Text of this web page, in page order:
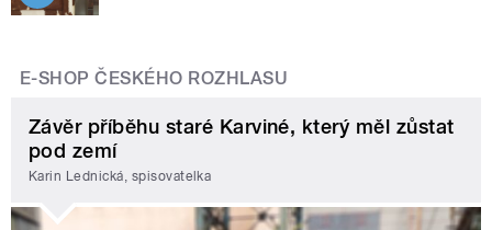
E-SHOP ČESKÉHO ROZHLASU
Závěr příběhu staré Karviné, který měl zůstat
pod zemí
Karin Lednická, spisovatelka